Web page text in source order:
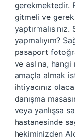
gerekmektedir.
gitmeli ve
yapmalıyım?
pasaport
ve aslına,
amaçla almak
ihtiyacınız
danışma
veya yanlışsa
hastanesinde
hekiminizden